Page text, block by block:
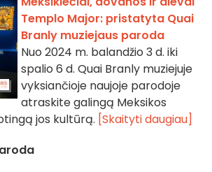
Templo Major: pristatyta Quai
Branly muziejaus paroda
Nuo 2024 m. balandžio 3 d. iki
spalio 6 d. Quai Branly muziejuje
vyksiančioje naujoje parodoje
atraskite galingą Meksikos
jos kultūrą. [Skaityti daugiau]